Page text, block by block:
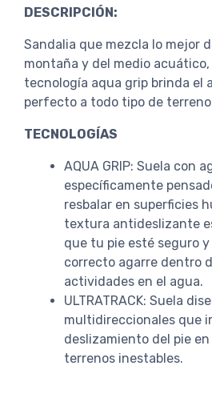
DESCRIPCIÓN:
Sandalia que mezcla lo mejor
montaña y del medio acuático,
tecnología aqua grip brinda el
perfecto a todo tipo de
TECNOLOGÍAS
AQUA GRIP: Suela con
específicamente
resbalar en superficies
textura antideslizante
que tu pie esté seguro
correcto agarre dentro
actividades en el agua.
ULTRATRACK: Suela
multidireccionales que
deslizamiento del pie
terrenos inestables.